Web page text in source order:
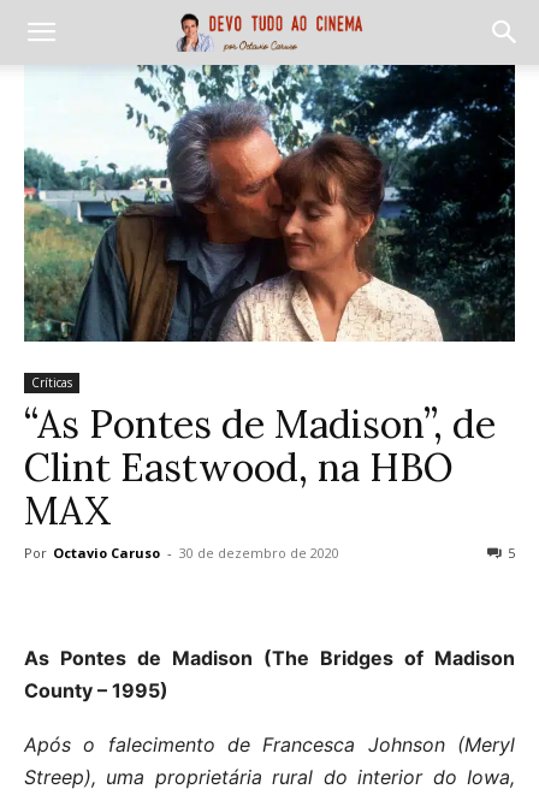
Críticas
“As Pontes de Madison”, de
Clint Eastwood, na HBO
MAX
Por Octavio Caruso - 30 de dezembro de 2020 5
As Pontes de Madison (The Bridges of Madison
County – 1995)
Após o falecimento de Francesca Johnson (Meryl
Streep), uma proprietária rural do interior do Iowa,